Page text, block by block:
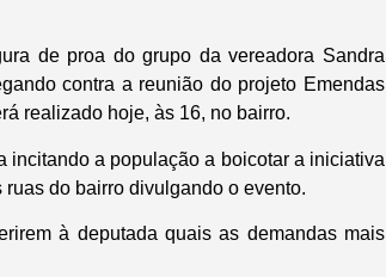
de proa do grupo da vereadora Sandra
contra a reunião do projeto Emendas
realizado hoje, às 16, no bairro.
incitando a população a boicotar a iniciativa
do bairro divulgando o evento.
à deputada quais as demandas mais